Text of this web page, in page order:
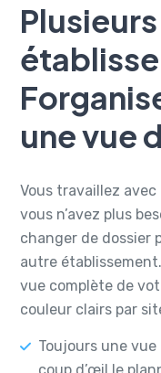
Plusieurs
une vue
Vous travaillez avec
vous n’avez plus
changer de dossier
autre
vue complète de
couleur clairs par
Toujours une vue